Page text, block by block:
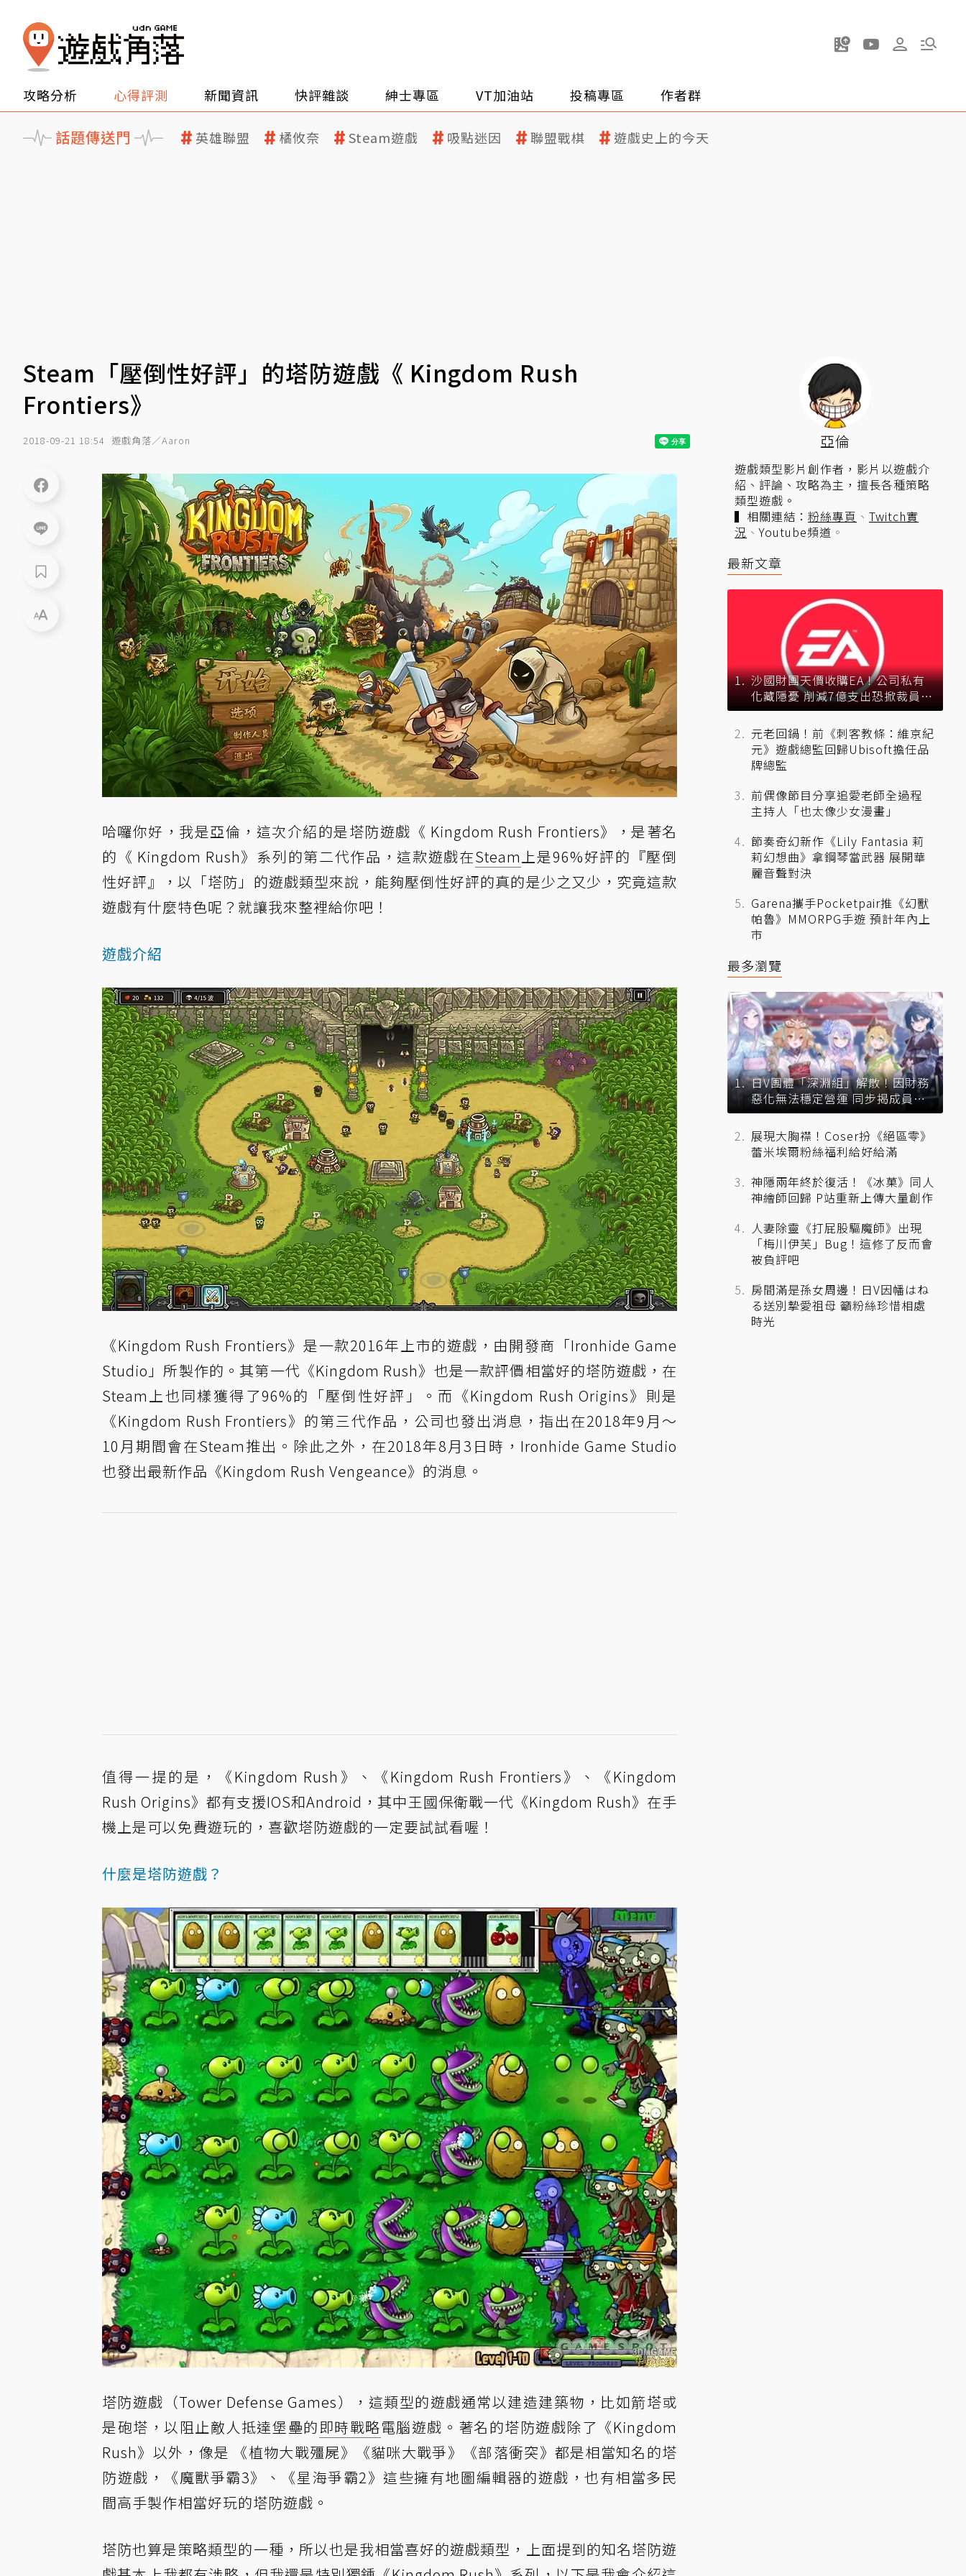
攻略分析 心得評測 新聞資訊 快評雜談 紳士專區 VT加油站 投稿專區 作者群
話題傳送門 英雄聯盟 橘攸奈 Steam遊戲 吸點迷因 聯盟戰棋 遊戲史上的今天
Steam「壓倒性好評」的塔防遊戲《 Kingdom Rush
Frontiers》
2018-09-21 18:54 遊戲角落／Aaron
哈囉你好，我是亞倫，這次介紹的是塔防遊戲《 Kingdom Rush Frontiers》，是著名
的《 Kingdom Rush》系列的第二代作品，這款遊戲在Steam上是96%好評的『壓倒
性好評』，以「塔防」的遊戲類型來說，能夠壓倒性好評的真的是少之又少，究竟這款
遊戲有什麼特色呢？就讓我來整裡給你吧！
遊戲介紹
《Kingdom Rush Frontiers》是一款2016年上市的遊戲，由開發商「Ironhide Game
Studio」所製作的。其第一代《Kingdom Rush》也是一款評價相當好的塔防遊戲，在
Steam上也同樣獲得了96%的「壓倒性好評」。而《Kingdom Rush Origins》則是
《Kingdom Rush Frontiers》的第三代作品，公司也發出消息，指出在2018年9月～
10月期間會在Steam推出。除此之外，在2018年8月3日時，Ironhide Game Studio
也發出最新作品《Kingdom Rush Vengeance》的消息。
值得一提的是，《Kingdom Rush》、《Kingdom Rush Frontiers》、《Kingdom
Rush Origins》都有支援IOS和Android，其中王國保衛戰一代《Kingdom Rush》在手
機上是可以免費遊玩的，喜歡塔防遊戲的一定要試試看喔！
什麼是塔防遊戲？
塔防遊戲（Tower Defense Games），這類型的遊戲通常以建造建築物，比如箭塔或
是砲塔，以阻止敵人抵達堡壘的即時戰略電腦遊戲。著名的塔防遊戲除了《Kingdom
Rush》以外，像是 《植物大戰殭屍》《貓咪大戰爭》《部落衝突》都是相當知名的塔
防遊戲，《魔獸爭霸3》、《星海爭霸2》這些擁有地圖編輯器的遊戲，也有相當多民
間高手製作相當好玩的塔防遊戲。
塔防也算是策略類型的一種，所以也是我相當喜好的遊戲類型，上面提到的知名塔防遊
亞倫
遊戲類型影片創作者，影片以遊戲介
紹、評論、攻略為主，擅長各種策略
類型遊戲。
▍相關連結： 粉絲專頁 、 Twitch實
況 、Youtube頻道 。
最新文章
沙國財團天價收購EA！公司私有
化藏隱憂 削減7億支出恐掀裁員風
暴？
元老回鍋！前《刺客教條：維京紀
元》遊戲總監回歸Ubisoft擔任品
牌總監
前偶像節目分享追愛老師全過程
主持人「也太像少女漫畫」
節奏奇幻新作《Lily Fantasia 莉
莉幻想曲》拿鋼琴當武器 展開華
麗音聲對決
Garena攜手Pocketpair推《幻獸
帕魯》MMORPG手遊 預計年內上
市
最多瀏覽
日V團體「深淵組」解散！因財務
惡化無法穩定營運 同步揭成員未
來去向
展現大胸襟！Coser扮《絕區零》
蕾米埃爾粉絲福利給好給滿
神隱兩年終於復活！《冰菓》同人
神繪師回歸 P站重新上傳大量創作
人妻除靈《打屁股驅魔師》出現
「梅川伊芙」Bug！這修了反而會
被負評吧
房間滿是孫女周邊！日V因幡はね
る送別摯愛祖母 籲粉絲珍惜相處
時光